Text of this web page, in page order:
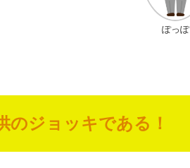
ぽっぽ
のジョッキである！